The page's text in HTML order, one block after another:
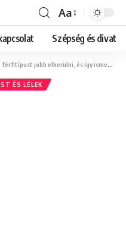
Font
Resizer
Aa
Szépség és divat
jobb elkerülni, és így ismered fel időben a vörös zászlókat
ÉS LÉLEK